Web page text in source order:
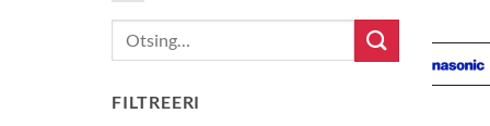
Otsi:
FILTREERI